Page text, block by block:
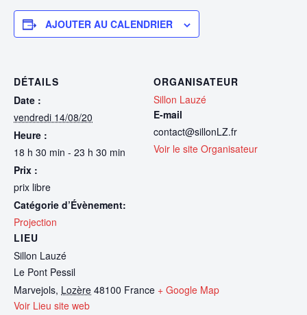
AJOUTER AU CALENDRIER
DÉTAILS
Date :
vendredi 14/08/20
Heure :
18 h 30 min - 23 h 30 min
Prix :
prix libre
Catégorie d’Évènement:
Projection
LIEU
Sillon Lauzé
Le Pont Pessil
Marvejols, Lozère 48100 France + Google Map
Voir Lieu site web
ORGANISATEUR
Sillon Lauzé
E-mail
contact@sillonLZ.fr
Voir le site Organisateur